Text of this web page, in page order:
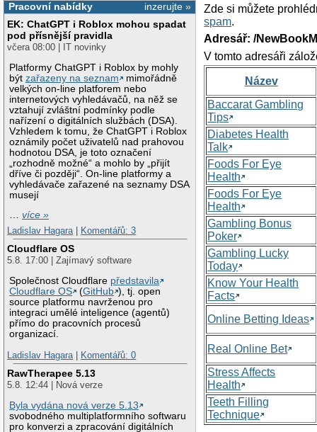
inzerujte »
Pracovní nabídky
EK: ChatGPT i Roblox mohou spadat
pod přísnější pravidla
včera 08:00 | IT novinky
Platformy ChatGPT i Roblox by mohly
býtzařazeny na seznam
mimořádně
velkých on-line platforem nebo
internetových vyhledávačů, na něž se
vztahují zvláštní podmínky podle
nařízení o digitálních službách (DSA).
Vzhledem k tomu, že ChatGPT i Roblox
oznámily počet uživatelů nad prahovou
hodnotou DSA, je toto označení
„rozhodně možné“ a mohlo by „přijít
dříve či později“. On-line platformy a
vyhledávače zařazené na seznamy DSA
musejí
…více »
Ladislav Hagara
Komentářů: 3
Cloudflare OS
5.8. 17:00 | Zajímavý software
Společnost Cloudflare představila
Cloudflare OS
(GitHub ), tj. open
source platformu navrženou pro
integraci umělé inteligence (agentů)
přímo do pracovních procesů
organizací.
Ladislav Hagara
Komentářů: 0
RawTherapee 5.13
5.8. 12:44 | Nová verze
Byla vydána nová verze 5.13
svobodného multiplatformního softwaru
pro konverzi a zpracování digitálních
Zde si můžete
spam.
Adresář: /
V tomto adresáři
Název
Baccarat Gambling
Tips
Diabetes Health
Talk
Foods For Eye
Health
Foods For Eye
Health
Gambling Bonus
Poker
Gambling Lucky
Today
Know Your Health
Facts
Online Betting Ideas
Real Online Bet
Stress Affects
Health
Teeth Filling
Technique